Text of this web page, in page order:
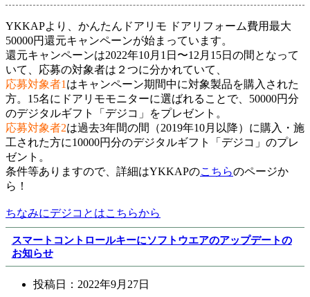
YKKAPより、かんたんドアリモ ドアリフォーム費用最大
50000円還元キャンペーンが始まっています。
還元キャンペーンは2022年10月1日〜12月15日の間となって
いて、応募の対象者は２つに分かれていて、
応募対象者1 はキャンペーン期間中に対象製品を購入された
方。15名にドアリモモニターに選ばれることで、50000円分
のデジタルギフト「デジコ」をプレゼント。
応募対象者2は過去3年間の間（2019年10月以降）に購入・施
工された方に10000円分のデジタルギフト「デジコ」のプレ
ゼント。
条件等ありますので、詳細はYKKAPのこちらのページか
ら！
ちなみにデジコとはこちらから
スマートコントロールキーにソフトウエアのアップデートの
お知らせ
投稿日： 2022年9月27日